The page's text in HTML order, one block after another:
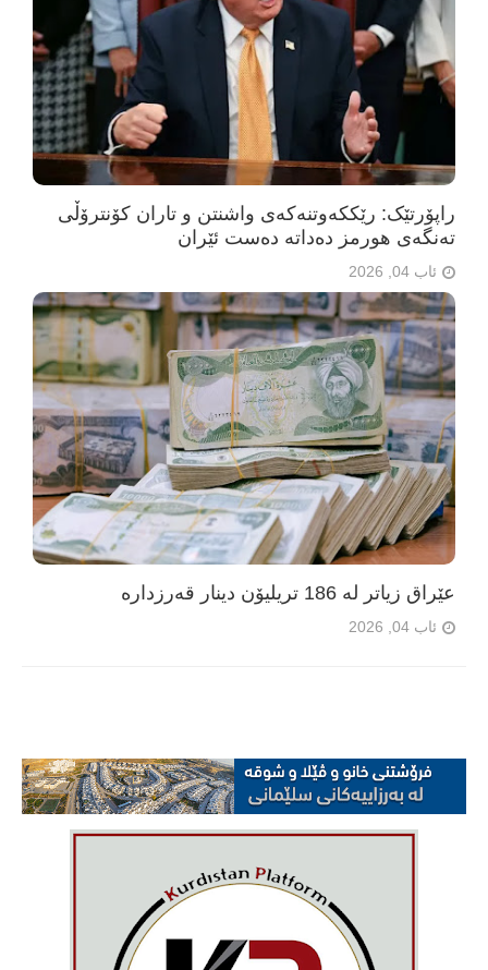
راپۆرتێک: رێککەوتنەکەی واشنتن و تاران کۆنترۆڵی
تەنگەی هورمز دەداتە دەست ئێران
ئاب 04, 2026
عێراق زیاتر لە 186 تریلیۆن دینار قەرزدارە
ئاب 04, 2026